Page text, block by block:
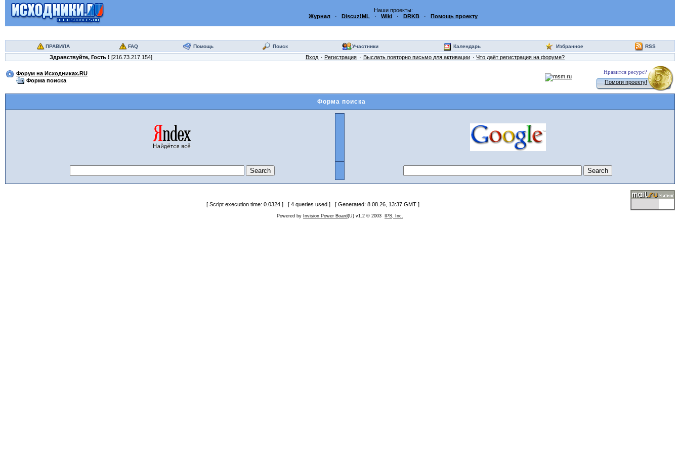
Наши проекты:
Журнал · Discuz!ML · Wiki · DRKB · Помощь проекту
ПРАВИЛА FAQ Помощь Поиск Участники Календарь Избранное RSS
Здравствуйте, Гость! [216.73.217.154] Вход Регистрация Выслать повторно письмо для активации Что даёт регистрация на форуме?
Форум на Исходниках.RU
Форма поиска
Нравится ресурс?
Помоги проекту!
Форма поиска
[ Script execution time: 0.0324 ] [ 4 queries used ] [ Generated: 8.08.26, 13:37 GMT ]
Powered by Invision Power Board(U) v1.2 © 2003 IPS, Inc.